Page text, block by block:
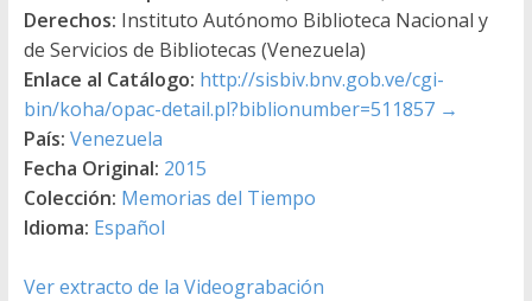
Derechos: Instituto Autónomo Biblioteca Nacional y
de Servicios de Bibliotecas (Venezuela)
Enlace al Catálogo: http://sisbiv.bnv.gob.ve/cgi-
bin/koha/opac-detail.pl?biblionumber=511857 →
País: Venezuela
Fecha Original: 2015
Colección: Memorias del Tiempo
Idioma: Español
Ver extracto de la Videograbación